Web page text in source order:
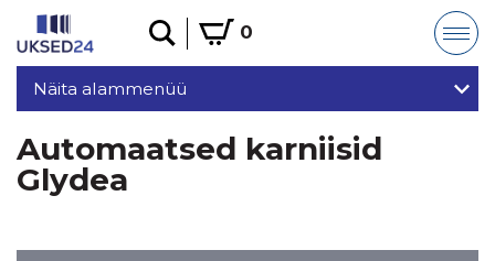
0
Näita alammenüü
Automaatsed karniisid
Glydea